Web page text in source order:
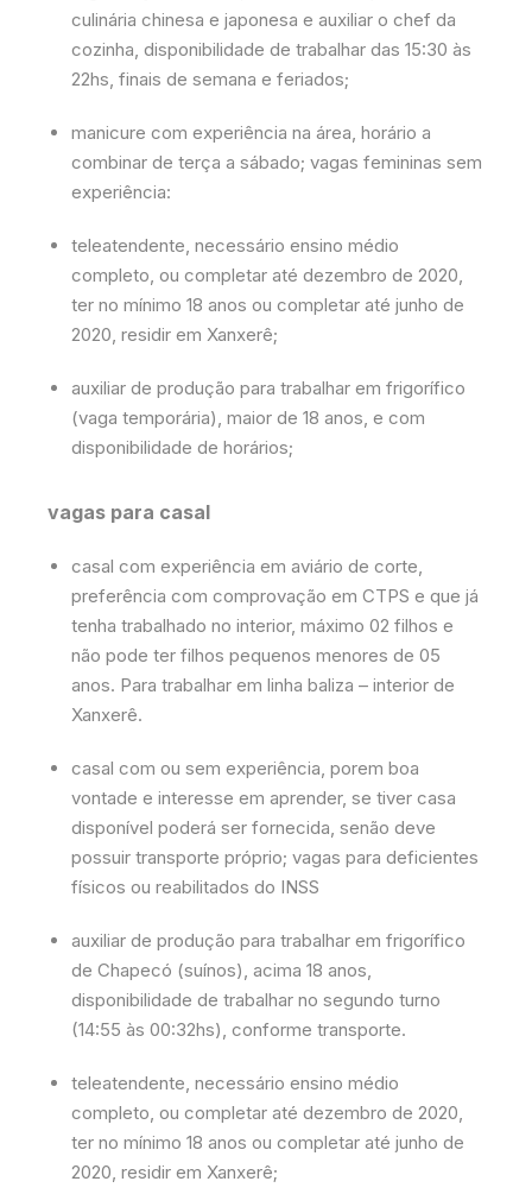
culinária chinesa e japonesa e auxiliar o chef da
cozinha, disponibilidade de trabalhar das 15:30 às
22hs, finais de semana e feriados;
manicure com experiência na área, horário a
combinar de terça a sábado; vagas femininas sem
experiência:
teleatendente, necessário ensino médio
completo, ou completar até dezembro de 2020,
ter no mínimo 18 anos ou completar até junho de
2020, residir em Xanxerê;
auxiliar de produção para trabalhar em frigorífico
(vaga temporária), maior de 18 anos, e com
disponibilidade de horários;
vagas para casal
casal com experiência em aviário de corte,
preferência com comprovação em CTPS e que já
tenha trabalhado no interior, máximo 02 filhos e
não pode ter filhos pequenos menores de 05
anos. Para trabalhar em linha baliza – interior de
Xanxerê.
casal com ou sem experiência, porem boa
vontade e interesse em aprender, se tiver casa
disponível poderá ser fornecida, senão deve
possuir transporte próprio; vagas para deficientes
físicos ou reabilitados do INSS
auxiliar de produção para trabalhar em frigorífico
de Chapecó (suínos), acima 18 anos,
disponibilidade de trabalhar no segundo turno
(14:55 às 00:32hs), conforme transporte.
teleatendente, necessário ensino médio
completo, ou completar até dezembro de 2020,
ter no mínimo 18 anos ou completar até junho de
2020, residir em Xanxerê;